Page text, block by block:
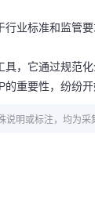
业标准和监管
具，它通过规范
重要性，纷纷开
明或标注，均为